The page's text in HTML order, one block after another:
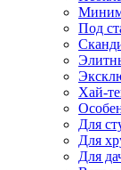
Под
Хай-
Для
Для
Для